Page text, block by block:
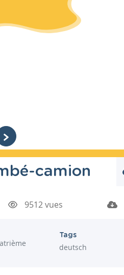
camion
9512 vues
Tags
deutsch